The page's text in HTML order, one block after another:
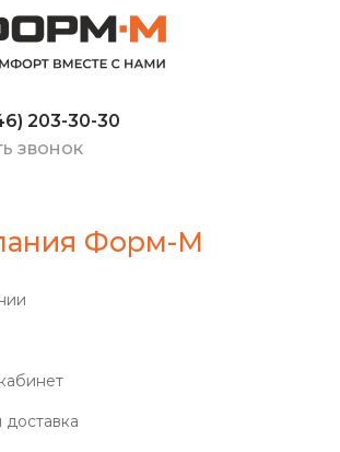
203-30-30
звонок
Форм-М
доставка